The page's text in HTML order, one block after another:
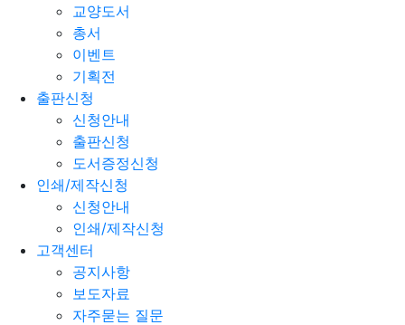
교양도서
총서
이벤트
기획전
출판신청
신청안내
출판신청
도서증정신청
인쇄/제작신청
신청안내
인쇄/제작신청
고객센터
공지사항
보도자료
자주묻는 질문